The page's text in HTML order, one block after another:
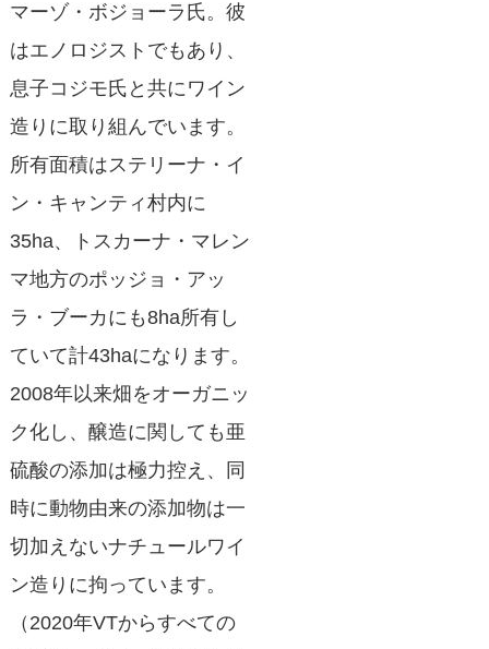
マーゾ・ボジョーラ氏。彼
はエノロジストでもあり、
息子コジモ氏と共にワイン
造りに取り組んでいます。
所有面積はステリーナ・イ
ン・キャンティ村内に
35ha、トスカーナ・マレン
マ地方のポッジョ・アッ
ラ・ブーカにも8ha所有し
ていて計43haになります。
2008年以来畑をオーガニッ
ク化し、醸造に関しても亜
硫酸の添加は極力控え、同
時に動物由来の添加物は一
切加えないナチュールワイ
ン造りに拘っています。
（2020年VTからすべての